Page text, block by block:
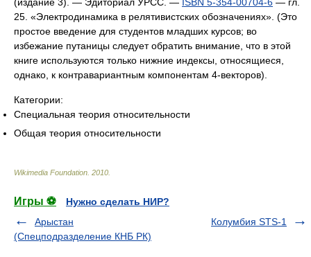
25. «Электродинамика в релятивистских обозначениях». (Это
простое введение для студентов младших курсов; во
избежание путаницы следует обратить внимание, что в этой
книге используются только нижние индексы, относящиеся,
однако, к контравариантным компонентам 4-векторов).
Категории:
Специальная теория относительности
Общая теория относительности
Wikimedia Foundation 2010
Игры ⚽
Нужно сделать НИР?
Арыстан
(Спецподразделение КНБ РК)
Колумбия STS-1